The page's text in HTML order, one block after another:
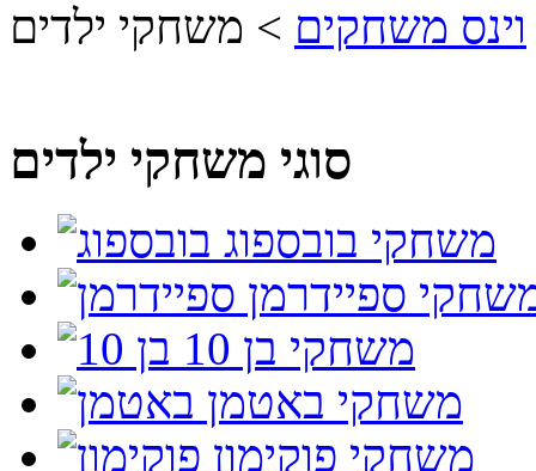
וינס משחקים > משחקי ילדים
סוגי משחקי ילדים
משחקי בובספוג
ספיידרמן
משחקי בן 10
משחקי באטמן
משחקי פוקימון